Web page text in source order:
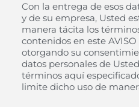
Con la entrega de esos
y de su empresa, Usted
manera tácita los
contenidos en este AVISO
otorgando su
datos personales de
términos aquí
limite dicho uso de